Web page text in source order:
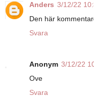
Anders 3/12/22
Den här
Svara
Anonym 3/12/22
Ove
Svara